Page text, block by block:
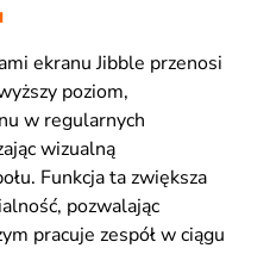
ekranu Jibble przenosi
poziom,
w regularnych
wizualną
Funkcja ta zwiększa
pozwalając
pracuje zespół w ciągu